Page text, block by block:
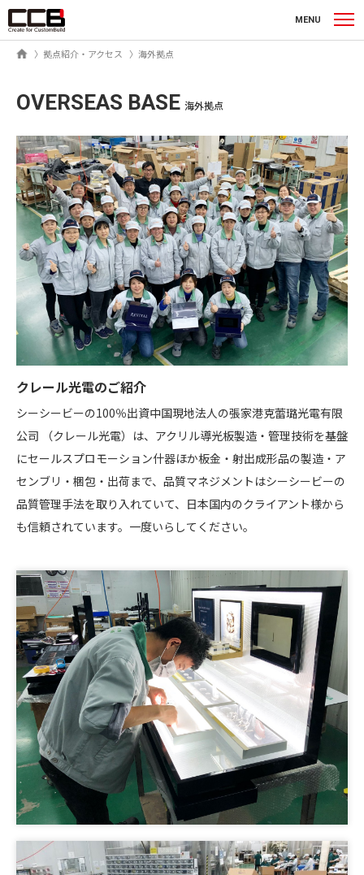
MENU
ホーム拠点紹介・アクセス 海外拠点
OVERSEAS BASE 海外拠点
クレール光電のご紹介
シーシービーの100％出資中国現地法人の張家港克蕾璐光電有限
公司 （クレール光電）は、アクリル導光板製造・管理技術を基盤
にセールスプロモーション什器ほか板金・射出成形品の製造・ア
センブリ・梱包・出荷まで、品質マネジメントはシーシービーの
品質管理手法を取り入れていて、日本国内のクライアント様から
も信頼されています。一度いらしてください。